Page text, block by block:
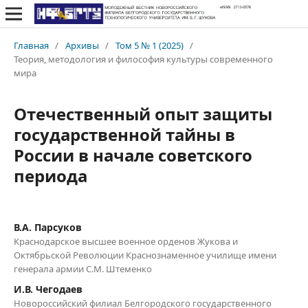
Главная / Архивы / Том 5 № 1 (2025) /
Теория, методология и философия культуры современного
мира
Отечественный опыт защиты
государственной тайны в
России в начале советского
периода
В.А. Парсуков
Краснодарское высшее военное орденов Жукова и
Октябрьской Революции Краснознаменное училище имени
генерала армии С.М. Штеменко
И.В. Чегодаев
Новороссийский филиал Белгородского государственного